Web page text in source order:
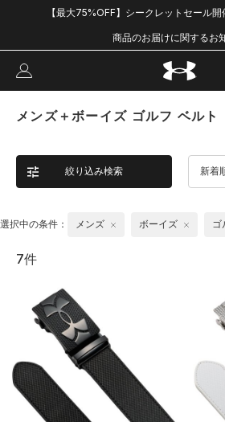
【最大75%OFF】シークレットセール
商品のお届けに関するお
メンズ＋ボーイズ ゴルフ ベルト
絞り込み検索 新着
選択中の条件： メンズ ボーイズ ゴ
7件